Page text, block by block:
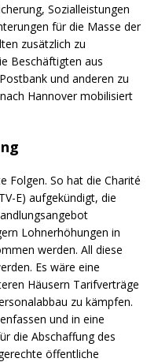
Sozialleistungen
für die Masse der
zusätzlich zu
Beschäftigten aus
und anderen zu
Hannover mobilisiert
Folgen. So hat die Charité
E) aufgekündigt, die
Lohnerhöhungen in
werden. All diese
Es wäre eine
Häusern Tarifverträge
zu kämpfen.
und in eine
die Abschaffung des
öffentliche